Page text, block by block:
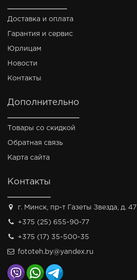
Доставка и оплата
Гарантия и сервис
Юрлицам
Новости
Контакты
Дополнительно
Товары со скидкой
Обратная связь
Карта сайта
Контакты
г. Минск, пр-т Газеты Звезда, д. 47
+375 (25) 655-90-77
+375 (17) 35-500-35
fototeh.by@yandex.ru